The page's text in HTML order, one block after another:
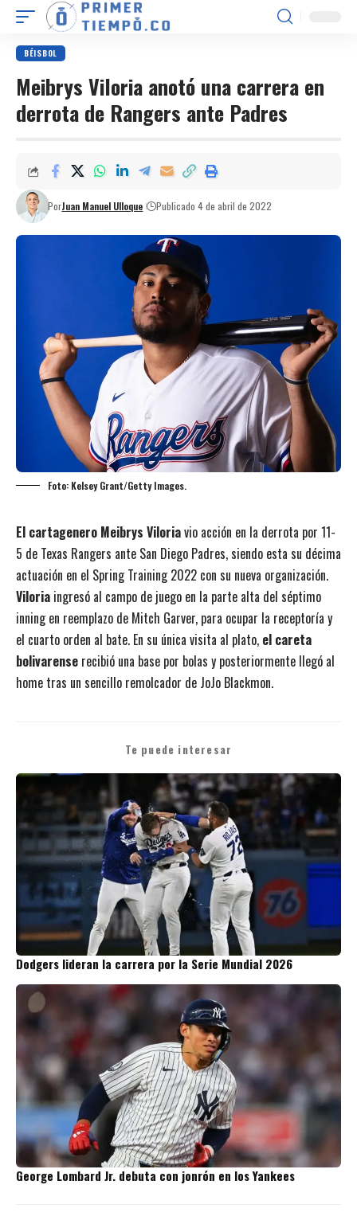
BÉISBOL
Meibrys Viloria anotó una carrera en
derrota de Rangers ante Padres
PorJuan Manuel Ulloque Publicado 4 de abril de 2022
Foto: Kelsey Grant/Getty Images.
El cartagenero Meibrys Viloriavio acción en la derrota por 11-
5 de Texas Rangers ante San Diego Padres, siendo esta su décima
actuación en el Spring Training 2022 con su nueva organización.
Viloria ingresó al campo de juego en la parte alta del séptimo
inning en reemplazo de Mitch Garver, para ocupar la receptoría y
el cuarto orden al bate. En su única visita al plato, el careta
bolivarense recibió una base por bolas y posteriormente llegó al
home tras un sencillo remolcador de JoJo Blackmon.
Te puede interesar
Dodgers lideran la carrera por la Serie Mundial 2026
George Lombard Jr. debuta con jonrón en los Yankees